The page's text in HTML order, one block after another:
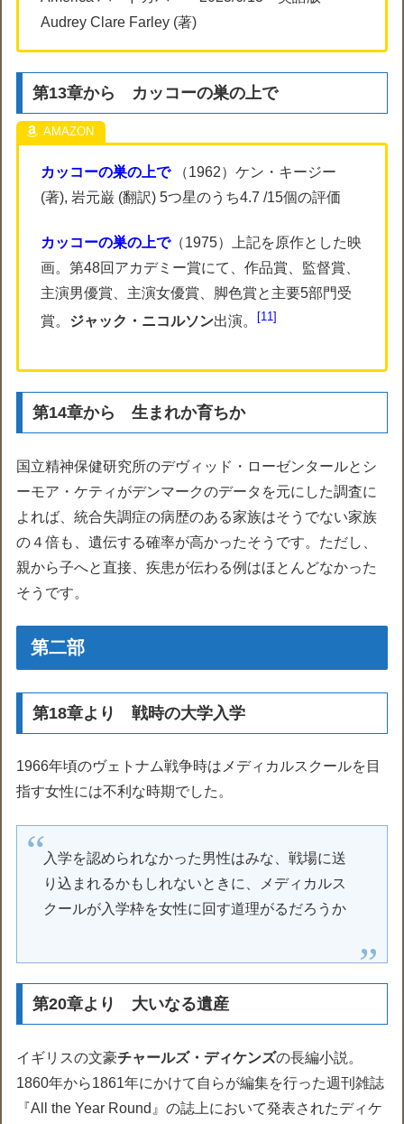
Audrey Clare Farley (著)
第13章から カッコーの巣の上で
カッコーの巣の上で
（1962）ケン・キージー
(著), 岩元巌 (翻訳) 5つ星のうち4.7 /15個の評価
カッコーの巣の上で（1975）上記を原作とした映
画。第48回アカデミー賞にて、作品賞、監督賞、
主演男優賞、主演女優賞、脚色賞と主要5部門受
賞。 ジャック・ニコルソン出演。 11
第14章から 生まれか育ちか
国立精神保健研究所のデヴィッド・ローゼンタールとシ
ーモア・ケティがデンマークのデータを元にした調査に
よれば、統合失調症の病歴のある家族はそうでない家族
の４倍も、遺伝する確率が高かったそうです。ただし、
親から子へと直接、疾患が伝わる例はほとんどなかった
そうです。
第二部
第18章より 戦時の大学入学
1966年頃のヴェトナム戦争時はメディカルスクールを目
指す女性には不利な時期でした。
入学を認められなかった男性はみな、戦場に送
り込まれるかもしれないときに、メディカルス
クールが入学枠を女性に回す道理がるだろうか
第20章より 大いなる遺産
イギリスの文豪チャールズ・ディケンズの長編小説。
1860年から1861年にかけて自らが編集を行った週刊雑誌
『All the Year Round』の誌上において発表されたディケ